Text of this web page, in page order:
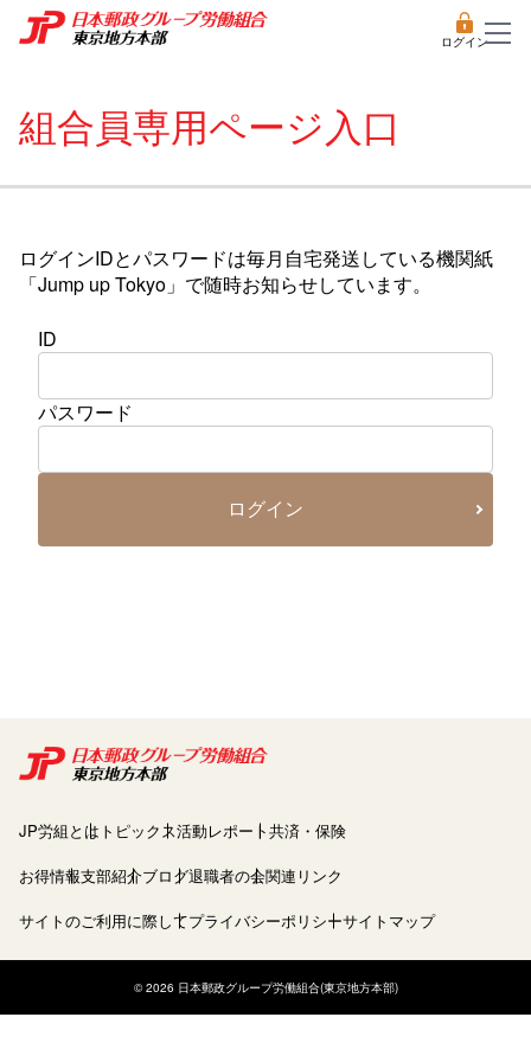
ログイン
組合員専用ページ入口
ログインIDとパスワードは毎月自宅発送している機関紙
「Jump up Tokyo」で随時お知らせしています。
ID
パスワード
ログイン
JP労組とは トピックス活動レポート共済・保険
お得情報支部紹介ブログ退職者の会関連リンク
サイトのご利用に際してプライバシーポリシーサイトマップ
© 2026 日本郵政グループ労働組合(東京地方本部)